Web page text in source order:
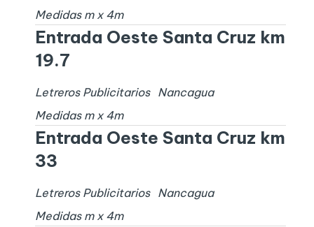
Medidas m x 4m
Entrada Oeste Santa Cruz km
19.7
Letreros Publicitarios
Nancagua
Medidas m x 4m
Entrada Oeste Santa Cruz km
33
Letreros Publicitarios
Nancagua
Medidas m x 4m